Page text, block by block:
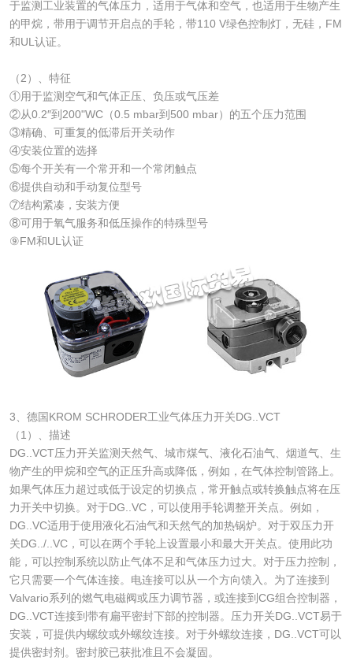
于监测工业装置的气体压力，适用于气体和空气，也适用于生物产生
的甲烷，带用于调节开启点的手轮，带110 V绿色控制灯，无硅，FM
和UL认证。
（2）、特征
①用于监测空气和气体正压、负压或气压差
②从0.2″到200"WC（0.5 mbar到500 mbar）的五个压力范围
③精确、可重复的低滞后开关动作
④安装位置的选择
⑤每个开关有一个常开和一个常闭触点
⑥提供自动和手动复位型号
⑦结构紧凑，安装方便
⑧可用于氧气服务和低压操作的特殊型号
⑨FM和UL认证
3、德国KROM SCHRODER工业气体压力开关DG..VCT
（1）、描述
DG..VCT压力开关监测天然气、城市煤气、液化石油气、烟道气、生
物产生的甲烷和空气的正压升高或降低，例如，在气体控制管路上。
如果气体压力超过或低于设定的切换点，常开触点或转换触点将在压
力开关中切换。对于DG..VC，可以使用手轮调整开关点。例如，
DG..VC适用于使用液化石油气和天然气的加热锅炉。对于双压力开
关DG../..VC，可以在两个手轮上设置最小和最大开关点。使用此功
能，可以控制系统以防止气体不足和气体压力过大。对于压力控制，
它只需要一个气体连接。电连接可以从一个方向馈入。为了连接到
Valvario系列的燃气电磁阀或压力调节器，或连接到CG组合控制器，
DG..VCT连接到带有扁平密封下部的控制器。压力开关DG..VCT易于
安装，可提供内螺纹或外螺纹连接。对于外螺纹连接，DG..VCT可以
提供密封剂。密封胶已获批准且不会凝固。